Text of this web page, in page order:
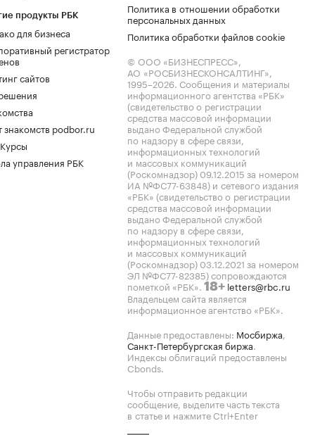
продукты РБК
для бизнеса
регистратор
сайтов
знакомств podbor.ru
управления РБК
Политика в отношении обработки
персональных данных
Политика обработки файлов cookie
© ООО «БИЗНЕСПРЕСС»,
АО «РОСБИЗНЕСКОНСАЛТИНГ»,
1995–2026. Сообщения и материалы
информационного агентства «РБК»
(свидетельство о регистрации
средства массовой информации
выдано Федеральной службой
по надзору в сфере связи,
информационных технологий
и массовых коммуникаций
(Роскомнадзор) 09.12.2015 за номером
ИА №ФС77-63848) и сетевого издания
«РБК» (свидетельство о регистрации
средства массовой информации
выдано Федеральной службой
по надзору в сфере связи,
информационных технологий
и массовых коммуникаций
(Роскомнадзор) 03.12.2021 за номером
ЭЛ №ФС77-82385) сопровождаются
пометкой «РБК». 18+ letters@rbc.ru
Владельцем сайта является
информационное агентство «РБК».
Данные предоставлены: Мосбиржа,
Санкт-Петербургская биржа.
Индексы облигаций предоставлены
Cbonds.
Чтобы отправить редакции
сообщение, выделите часть текста
в статье и нажмите Ctrl+Enter